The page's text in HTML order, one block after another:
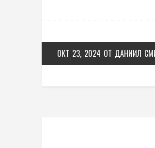
ОКТ 23, 2024 ОТ ДАНИИЛ